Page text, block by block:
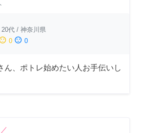
20代 / 神奈川県
0 sentiment_dissatisfied 0
ん、ポトレ始めたい人お手伝いし